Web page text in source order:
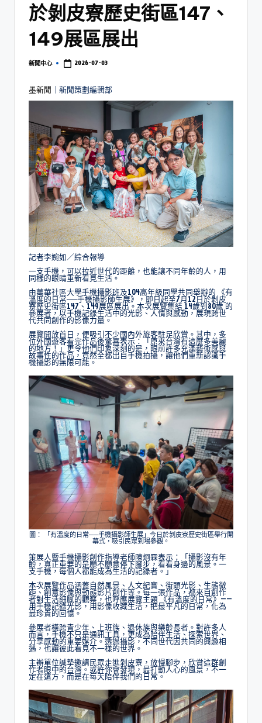
於剝皮寮歷史街區147、
149展區展出
新聞中心 2026-07-03
墨新聞 ｜新聞策劃編輯部
記者李婉如／綜合報導
一支手機，可以拉近世代的距離，也能讓不同年齡的人，用
同樣的眼睛重新看見生活。
由萬華社區大學手機攝影班及104高年級同學共同舉辦的
《有
溫度的日常──手機攝影師生展》 ，即日起至7月12日於剝皮
寮歷史街區147、149展區展出。本次展覽集結14歲到80歲的
參展者，以手機記錄生活中的光影、人情與感動，展現跨世
代共同創作的影像力量。
展覽開放首日，便吸引不少國內外旅客駐足欣賞。其中，多
位外國遊客看完作品後驚喜表示：「原來台灣有這麼多美麗
的地方！」更令他們印象深刻的是，眼前許多充滿藝術感與
故事性的作品，竟然全都出自手機拍攝，讓他們重新認識手
機攝影的無限可能。
圖： 「有溫度的日常──手機攝影師生展」今日於剝皮寮歷史街區舉行開
幕式，吸引民眾到場參觀。
策展人暨手機攝影創作指導老師陳炯霖表示： 「攝影沒有年
齡，真正重要的是願不願意停下腳步，看看身邊的風景。一
支手機，每個人都能成為生活的記錄者。」
本次展覽作品涵蓋自然風景、人文紀實、街頭光影、生態微
距、創意影像與動態影片創作等。每一張作品，都來自創作
者對生活細膩的觀察，也呼應展覽主題《有溫度的日常》——
用手機記錄光影，用影像收藏生活，把最平凡的日常，化為
最珍貴的回憶。
參展者橫跨青少年、上班族、退休族與樂齡長者。對許多人
而言，手機不只是通訊工具，更成為陪伴生活、探索世界、
分享感動的重要媒介。透過攝影，不同世代因共同的興趣相
遇，也讓彼此看見不一樣的世界。
主辦單位誠摯邀請民眾走進剝皮寮，放慢腳步，欣賞這群創
作者眼中的台灣。或許你會發現，最打動人心的風景，不一
定在遠方，而是在每天陪伴我們的日常。